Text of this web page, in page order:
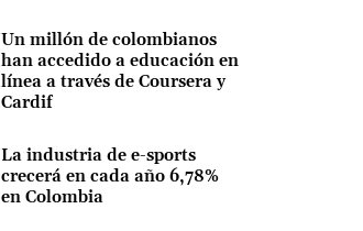
Un millón de colombianos
han accedido a educación en
línea a través de Coursera y
Cardif
La industria de e-sports
crecerá en cada año 6,78%
en Colombia